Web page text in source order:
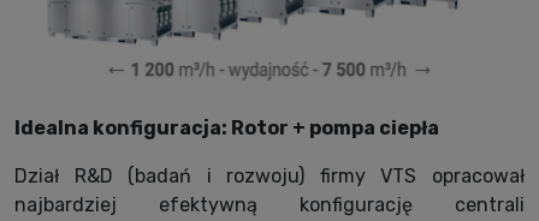
Idealna konfiguracja: Rotor + pompa ciepła
Dział R&D (badań i rozwoju) firmy VTS opracował
najbardziej efektywną konfigurację centrali